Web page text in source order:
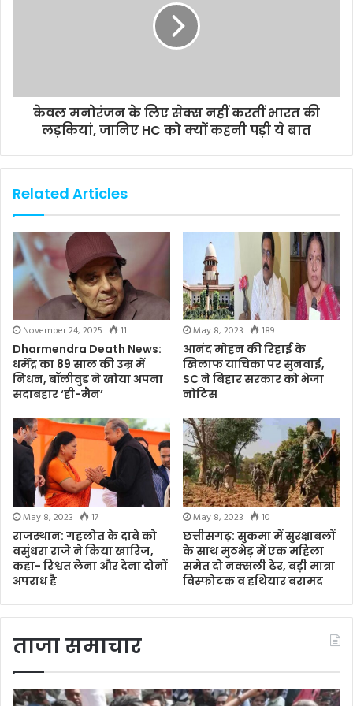
केवल मनोरंजन के लिए सेक्स नहीं करतीं भारत की
लड़कियां, जानिए HC को क्यों कहनी पड़ी ये बात
Related Articles
November 24, 2025
11
Dharmendra Death News:
धर्मेंद्र का 89 साल की उम्र में
निधन, बॉलीवुड ने खोया अपना
सदाबहार ‘ही-मैन’
May 8, 2023
189
आनंद मोहन की रिहाई के
खिलाफ याचिका पर सुनवाई,
SC ने बिहार सरकार को भेजा
नोटिस
May 8, 2023
17
राजस्थान: गहलोत के दावे को
वसुंधरा राजे ने किया खारिज,
कहा- रिश्वत लेना और देना दोनों
अपराध है
May 8, 2023
10
छत्तीसगढ़: सुकमा में सुरक्षाबलों
के साथ मुठभेड़ में एक महिला
समेत दो नक्सली ढेर, बड़ी मात्रा
विस्फोटक व हथियार बरामद
ताजा समाचार